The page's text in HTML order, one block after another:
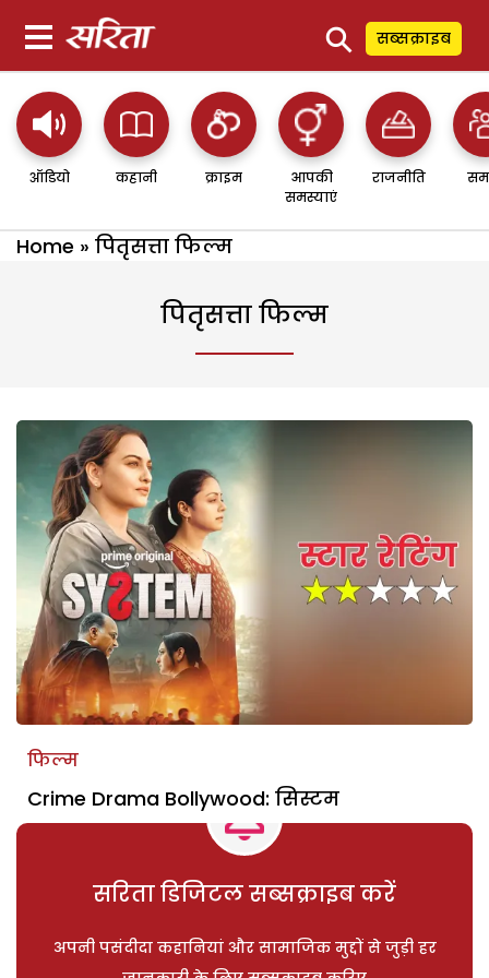
⚲ सब्सक्राइब
ऑडियो कहानी क्राइम
आपकी
समस्याएं
राजनीति
Home » पितृसत्ता फिल्म
पितृसत्ता फिल्म
फिल्म
Crime Drama Bollywood: सिस्टम
सरिता डिजिटल सब्सक्राइब करें
अपनी पसंदीदा कहानियां और सामाजिक मुद्दों से जुड़ी हर